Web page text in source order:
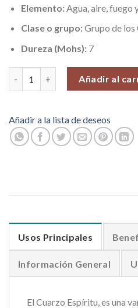
Elemento: Agua, aire, fuego
Clase o grupo:Grupo de los
Dureza (Mohs): 7
Cristal Cuarzo Espíritu, Pieza
Añadir al
Añadir a la lista de deseos
Usos Principales
Información General
El Cuarzo Espíritu, es una